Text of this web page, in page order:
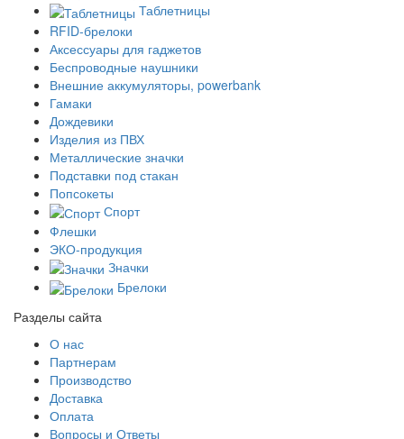
Таблетницы
RFID-брелоки
Аксессуары для гаджетов
Беспроводные наушники
Внешние аккумуляторы, powerbank
Гамаки
Дождевики
Изделия из ПВХ
Металлические значки
Подставки под стакан
Попсокеты
Спорт
Флешки
ЭКО-продукция
Значки
Брелоки
Разделы сайта
О нас
Партнерам
Производство
Доставка
Оплата
Вопросы и Ответы